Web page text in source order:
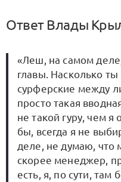
Ответ Влады
«Леш, на самом
главы. Насколько
сурферские между
просто такая
не такой гуру, чем я
бы, всегда я не
деле, не думаю, что
скорее менеджер,
есть, я, по сути, там